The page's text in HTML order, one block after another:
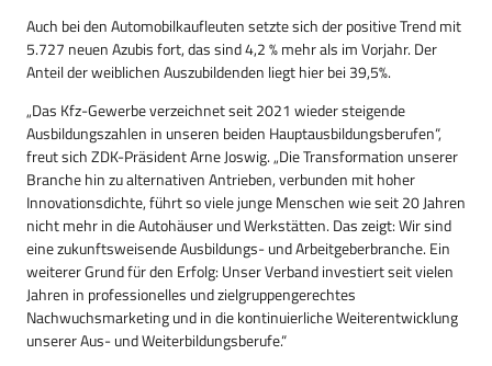
Auch bei den Automobilkaufleuten setzte sich der positive Trend mit
5.727 neuen Azubis fort, das sind 4,2 % mehr als im Vorjahr. Der
Anteil der weiblichen Auszubildenden liegt hier bei 39,5%.
„Das Kfz-Gewerbe verzeichnet seit 2021 wieder steigende
Ausbildungszahlen in unseren beiden Hauptausbildungsberufen“,
freut sich ZDK-Präsident Arne Joswig. „Die Transformation unserer
Branche hin zu alternativen Antrieben, verbunden mit hoher
Innovationsdichte, führt so viele junge Menschen wie seit 20 Jahren
nicht mehr in die Autohäuser und Werkstätten. Das zeigt: Wir sind
eine zukunftsweisende Ausbildungs- und Arbeitgeberbranche. Ein
weiterer Grund für den Erfolg: Unser Verband investiert seit vielen
Jahren in professionelles und zielgruppengerechtes
Nachwuchsmarketing und in die kontinuierliche Weiterentwicklung
unserer Aus- und Weiterbildungsberufe.“